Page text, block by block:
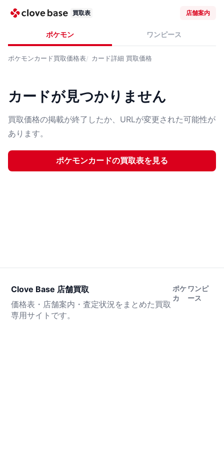
買取表 店舗案内
ポケモン ワンピース
ポケモンカード買取価格表 カード詳細 買取価格
カードが見つかりません
買取価格の掲載が終了したか、URLが変更された可能性が
あります。
ポケモンカードの買取表を見る
Clove Base 店舗買取
価格表・店舗案内・査定状況をまとめた買取
専用サイトです。
ポケ
カ
ワンピ
ース